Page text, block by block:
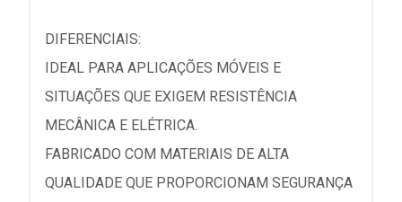
DIFERENCIAIS:
IDEAL PARA APLICAÇÕES MÓVEIS E
SITUAÇÕES QUE EXIGEM RESISTÊNCIA
MECÂNICA E ELÉTRICA.
FABRICADO COM MATERIAIS DE ALTA
QUALIDADE QUE PROPORCIONAM SEGURANÇA